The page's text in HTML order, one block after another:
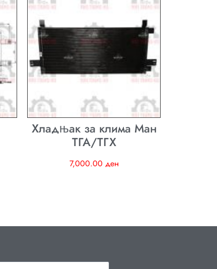
Хладњак за клима Ман
ТГА/ТГХ
7,000.00 ден